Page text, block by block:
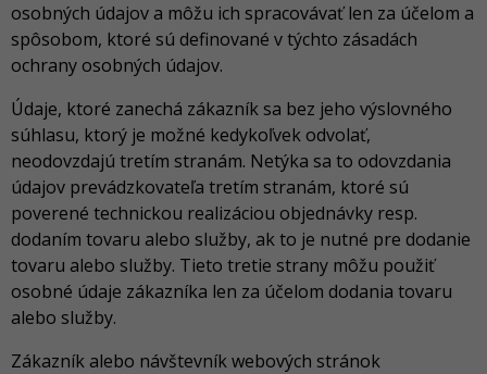
osobných údajov a môžu ich spracovávať len za účelom a
spôsobom, ktoré sú definované v týchto zásadách
ochrany osobných údajov.
Údaje, ktoré zanechá zákazník sa bez jeho výslovného
súhlasu, ktorý je možné kedykoľvek odvolať,
neodovzdajú tretím stranám. Netýka sa to odovzdania
údajov prevádzkovateľa tretím stranám, ktoré sú
poverené technickou realizáciou objednávky resp.
dodaním tovaru alebo služby, ak to je nutné pre dodanie
tovaru alebo služby. Tieto tretie strany môžu použiť
osobné údaje zákazníka len za účelom dodania tovaru
alebo služby.
Zákazník alebo návštevník webových stránok